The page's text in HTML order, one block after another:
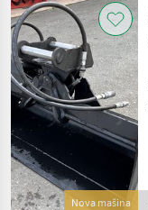
Nova mašina